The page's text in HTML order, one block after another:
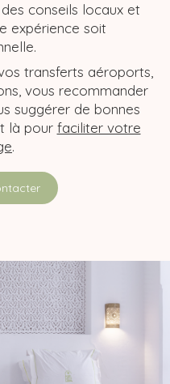
conseils locaux et
expérience soit
transferts aéroports,
vous recommander
suggérer de bonnes
là pour faciliter votre
.